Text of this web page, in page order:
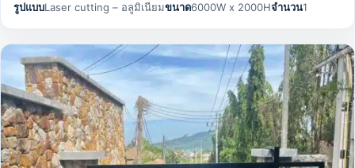
รูปแบบLaser cutting – อลูมิเนียมขนาด6000W x 2000Hจำนวน1